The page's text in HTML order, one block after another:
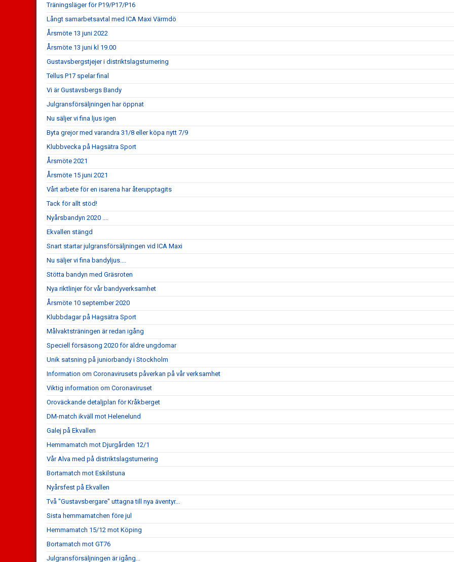
Träningsläger för P19/P17/P16
Långt samarbetsavtal med ICA Maxi Värmdö
Årsmöte 13 juni 2022
Årsmöte 13 juni kl 19.00
Gustavsbergstjejer i distriktslagsturnering
Tellus P17 spelar final
Vi är Gustavsbergs Bandy
Julgransförsäljningen har öppnat
Nu säljer vi fina ljus igen
Byta grejor med varandra 31/8 eller köpa nytt 7/9
Klubbvecka på Hagsätra Sport
Årsmöte 2021
Årsmöte 15 juni 2021
Vårt arbete för en isarena har återupptagits
Tack för allt stöd!
Nyårsbandyn 2020 ....
Ekvallen stängd
Snart startar julgransförsäljningen vid ICA Maxi
Nu säljer vi fina bandyljus....
Stötta bandyn med Gräsroten
Nya riktlinjer för vår bandyverksamhet
Årsmöte 10 september 2020
Klubbdagar på Hagsätra Sport
Målvaktsträningen är redan igång
Speciell försäsong 2020 för äldre ungdomar
Unik satsning på juniorbandy i Stockholm
Information om Coronavirusets påverkan på vår verksamhet
Viktig information om Coronaviruset
Oroväckande detaljplan för Kråkberget
DM-match ikväll mot Helenelund
Galej på Ekvallen
Hemmamatch mot Djurgården 12/1
Vår Alva med på distriktslagsturnering
Bortamatch mot Eskilstuna
Nyårsfest på Ekvallen
Två "Gustavsbergare" uttagna till nya äventyr...
Sista hemmamatchen före jul
Hemmamatch 15/12 mot Köping
Bortamatch mot GT76
Julgransförsäljningen är igång...